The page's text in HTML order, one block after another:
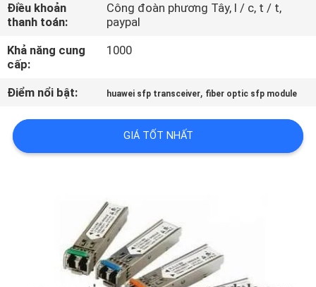
KIỂM
SOÁT
CHẤT
LƯỢNG
LIÊN
HỆ
Điều khoản
thanh toán:
Công đoàn phương Tây, l / c, t / t,
paypal
Khả năng cung
cấp:
1000
Điểm nổi bật: huawei sfp transceiver, fiber optic sfp module
GIÁ TỐT NHẤT